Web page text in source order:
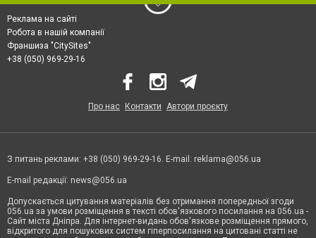
Реклама на сайті
Робота в нашій компанії
Франшиза "CitySites"
+38 (050) 969-29-16
Про нас Контакти Автори проєкту
З питань реклами: +38 (050) 969-29-16. E-mail: reklama@056.ua
E-mail редакції: news@056.ua
Допускається цитування матеріалів без отримання попередньої згоди
056.ua за умови розміщення в тексті обов'язкового посилання на 056.ua -
Сайт міста Дніпра. Для інтернет-видань обов'язкове розміщення прямого,
відкритого для пошукових систем гіперпосилання на цитовані статті не